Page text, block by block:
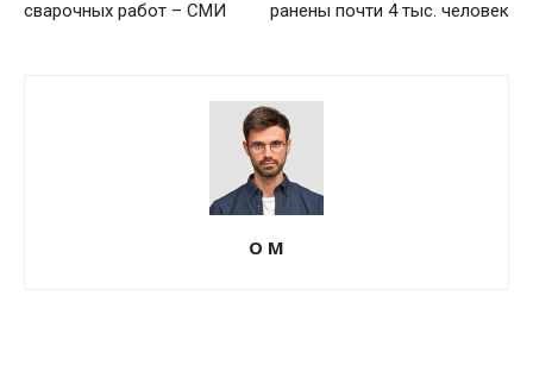
сварочных работ – СМИ
ранены почти 4 тыс. человек
О М